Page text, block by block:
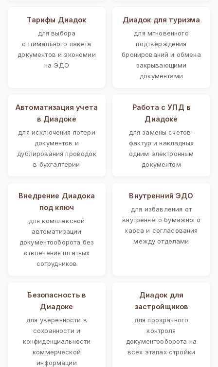
Тарифы Диадок
для выбора
оптимального пакета
документов и экономии
на ЭДО
Диадок для туризма
для мгновенного
подтверждения
бронирований и обмена
закрывающими
документами
Автоматизация учета
в Диадоке
для исключения потери
документов и
дублирования проводок
в бухгалтерии
Работа с УПД в
Диадоке
для замены счетов-
фактур и накладных
одним электронным
документом
Внедрение Диадока
под ключ
для комплексной
автоматизации
документооборота без
отвлечения штатных
сотрудников
Внутренний ЭДО
для избавления от
внутреннего бумажного
хаоса и согласования
между отделами
Безопасность в
Диадоке
для уверенности в
сохранности и
конфиденциальности
коммерческой
информации
Диадок для
застройщиков
для прозрачного
контроля
документооборота на
всех этапах стройки